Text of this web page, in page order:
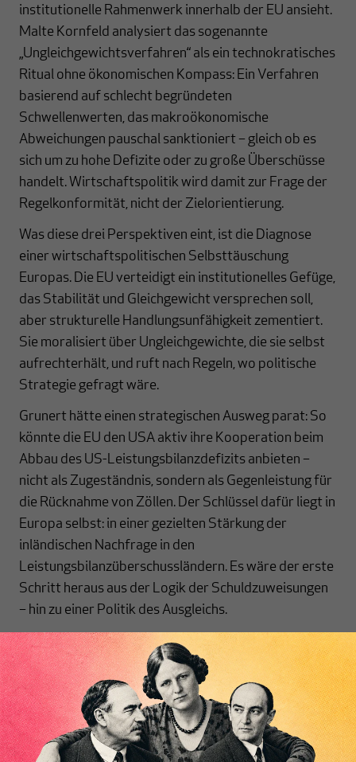
institutionelle Rahmenwerk innerhalb der EU ansieht.
Malte Kornfeld analysiert das sogenannte
„Ungleichgewichtsverfahren“ als ein technokratisches
Ritual ohne ökonomischen Kompass: Ein Verfahren
basierend auf schlecht begründeten
Schwellenwerten, das makroökonomische
Abweichungen pauschal sanktioniert – gleich ob es
sich um zu hohe Defizite oder zu große Überschüsse
handelt. Wirtschaftspolitik wird damit zur Frage der
Regelkonformität, nicht der Zielorientierung.
Was diese drei Perspektiven eint, ist die Diagnose
einer wirtschaftspolitischen Selbsttäuschung
Europas. Die EU verteidigt ein institutionelles Gefüge,
das Stabilität und Gleichgewicht versprechen soll,
aber strukturelle Handlungsunfähigkeit zementiert.
Sie moralisiert über Ungleichgewichte, die sie selbst
aufrechterhält, und ruft nach Regeln, wo politische
Strategie gefragt wäre.
Grunert hätte einen strategischen Ausweg parat: So
könnte die EU den USA aktiv ihre Kooperation beim
Abbau des US-Leistungsbilanzdefizits anbieten –
nicht als Zugeständnis, sondern als Gegenleistung für
die Rücknahme von Zöllen. Der Schlüssel dafür liegt in
Europa selbst: in einer gezielten Stärkung der
inländischen Nachfrage in den
Leistungsbilanzüberschussländern. Es wäre der erste
Schritt heraus aus der Logik der Schuldzuweisungen
– hin zu einer Politik des Ausgleichs.
Alle Artikel dieser Ausgabe:
Ohne Mitte zerfällt das Ganze – Warum
Deutschland seine Integrationspolitik neu
ordnen mussDie Bundesrepublik hat spät
begonnen, sich mit den Folgen der Migration
auseinanderzusetzen. Zu spät? Was wir von